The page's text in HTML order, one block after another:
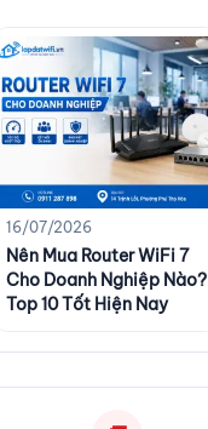
16/07/2026
Nên Mua Router WiFi 7
Cho Doanh Nghiệp Nào?
Top 10 Tốt Hiện Nay